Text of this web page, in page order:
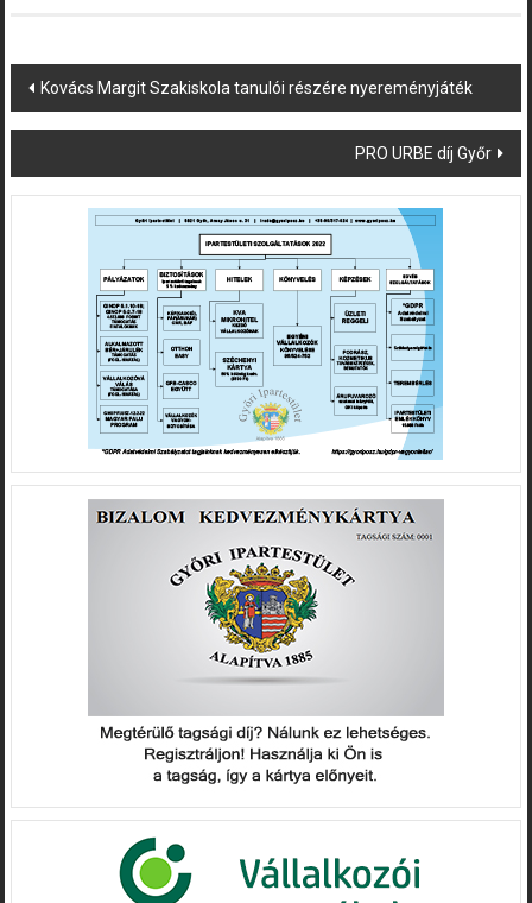
Post
navigation
Kovács Margit Szakiskola tanulói részére nyereményjáték
PRO URBE díj Győr